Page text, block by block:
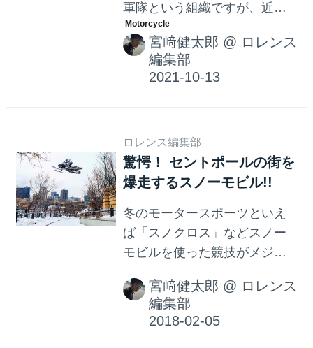
軍隊という組織ですが、近年
民間市場で急速に販売を伸ば
しているEバイクが、軍用にも
適していると注目を集めてい
ます。21世紀の今、Eバイクは
なるのでしょうか？
宮﨑健太郎 @ ロレンス
編集部
ロレンス編集部
驚愕！ セントポールの街を
爆走するスノーモビル!!
冬のモータースポーツといえ
ば「スノクロス」などスノー
モビルを使った競技がメジャ
ルのビデオは、ミネソタ州セ
ントポールの市街地で、スノ
ーモビルのフリースタイルを
宮﨑健太郎 @ ロレンス
編集部